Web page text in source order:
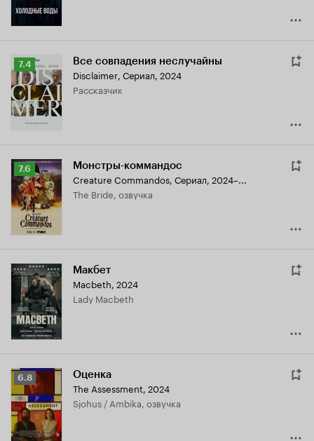
Рейтинг
Кинопоиска
7.4
7.4 Все совпадения неслучайны
Disclaimer, Сериал, 2024
рассказчик
Рейтинг
Кинопоиска
7.6
7.6 Монстры-коммандос
Creature Commandos, Сериал, 2024–...
The Bride, озвучка
Макбет
Macbeth, 2024
Lady Macbeth
Рейтинг
Кинопоиска
6.8
6.8 Оценка
The Assessment, 2024
Sjohus / Ambika, озвучка